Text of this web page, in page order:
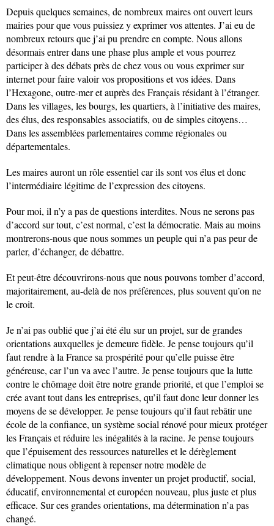
Depuis quelques semaines, de nombreux maires ont ouvert leurs
mairies pour que vous puissiez y exprimer vos attentes. J’ai eu de
nombreux retours que j’ai pu prendre en compte. Nous allons
désormais entrer dans une phase plus ample et vous pourrez
participer à des débats près de chez vous ou vous exprimer sur
internet pour faire valoir vos propositions et vos idées. Dans
l’Hexagone, outre-mer et auprès des Français résidant à l’étranger.
Dans les villages, les bourgs, les quartiers, à l’initiative des maires,
des élus, des responsables associatifs, ou de simples citoyens…
Dans les assemblées parlementaires comme régionales ou
départementales.
Les maires auront un rôle essentiel car ils sont vos élus et donc
l’intermédiaire légitime de l’expression des citoyens.
Pour moi, il n’y a pas de questions interdites. Nous ne serons pas
d’accord sur tout, c’est normal, c’est la démocratie. Mais au moins
montrerons-nous que nous sommes un peuple qui n’a pas peur de
parler, d’échanger, de débattre.
Et peut-être découvrirons-nous que nous pouvons tomber d’accord,
majoritairement, au-delà de nos préférences, plus souvent qu’on ne
le croit.
Je n’ai pas oublié que j’ai été élu sur un projet, sur de grandes
orientations auxquelles je demeure fidèle. Je pense toujours qu’il
faut rendre à la France sa prospérité pour qu’elle puisse être
généreuse, car l’un va avec l’autre. Je pense toujours que la lutte
contre le chômage doit être notre grande priorité, et que l’emploi se
crée avant tout dans les entreprises, qu’il faut donc leur donner les
moyens de se développer. Je pense toujours qu’il faut rebâtir une
école de la confiance, un système social rénové pour mieux protéger
les Français et réduire les inégalités à la racine. Je pense toujours
que l’épuisement des ressources naturelles et le dérèglement
climatique nous obligent à repenser notre modèle de
développement. Nous devons inventer un projet productif, social,
éducatif, environnemental et européen nouveau, plus juste et plus
efficace. Sur ces grandes orientations, ma détermination n’a pas
changé.